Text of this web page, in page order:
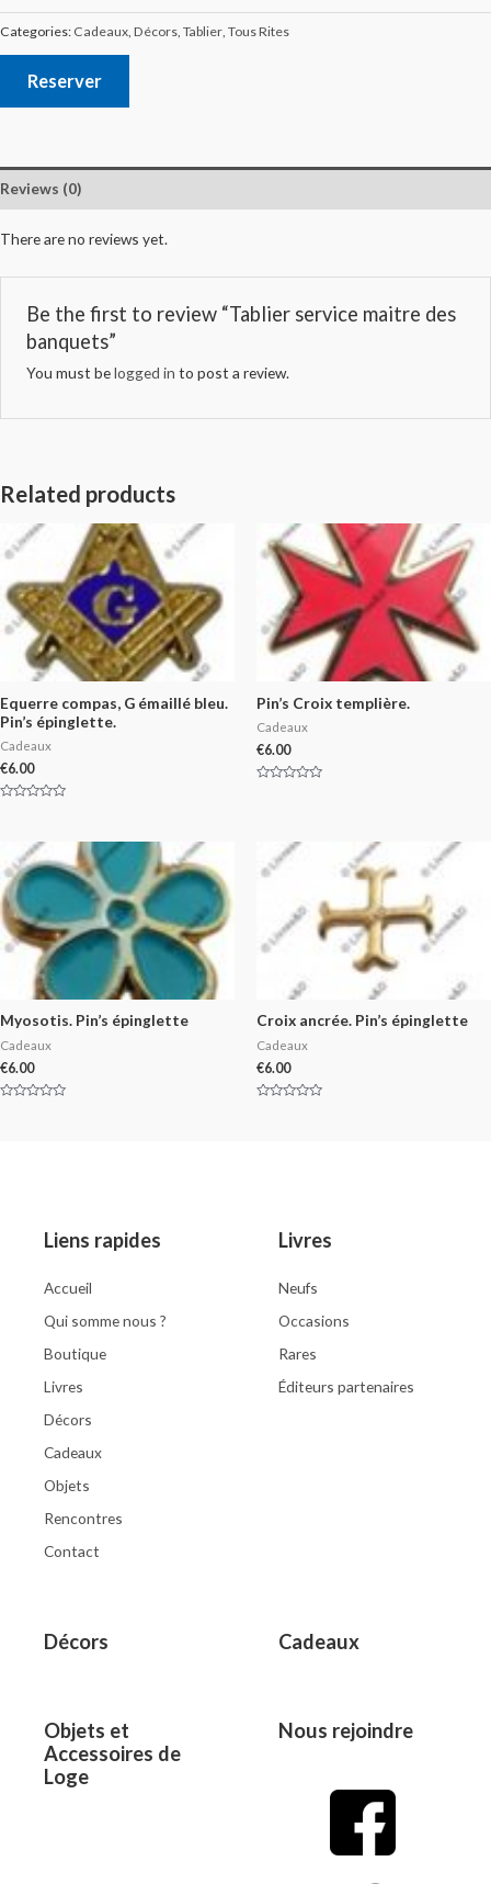
Categories: Cadeaux Décors Tablier Tous Rites
Reserver
Reviews (0)
There are no reviews yet.
Be the first to review “Tablier service maitre des
banquets”
You must belogged in to post a review.
Related products
Equerre compas, G émaillé bleu.
Pin’s épinglette.
Cadeaux
€6.00
Pin’s Croix templière.
Cadeaux
€6.00
Myosotis. Pin’s épinglette
Cadeaux
€6.00
Croix ancrée. Pin’s épinglette
Cadeaux
€6.00
Liens rapides
Accueil
Qui somme nous ?
Boutique
Livres
Décors
Cadeaux
Objets
Rencontres
Contact
Livres
Neufs
Occasions
Rares
Éditeurs partenaires
Décors Cadeaux
Objets et
Accessoires de
Loge
Nous rejoindre